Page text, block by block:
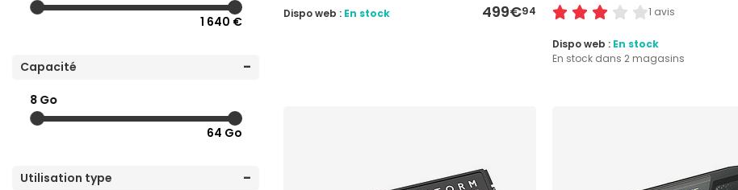
1 640 €
Capacité
8 Go
64 Go
Utilisation type
499€94
Dispo web : En stock 1 avis
Dispo web : En stock
En stock dans 2 magasins